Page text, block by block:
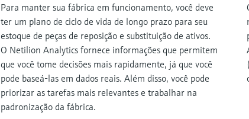
Para manter sua fábrica em funcionamento, você deve
ter um plano de ciclo de vida de longo prazo para seu
estoque de peças de reposição e substituição de ativos.
O Netilion Analytics fornece informações que permitem
que você tome decisões mais rapidamente, já que você
pode baseá-las em dados reais. Além disso, você pode
priorizar as tarefas mais relevantes e trabalhar na
padronização da fábrica.